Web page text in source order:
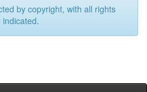
by copyright, with all rights